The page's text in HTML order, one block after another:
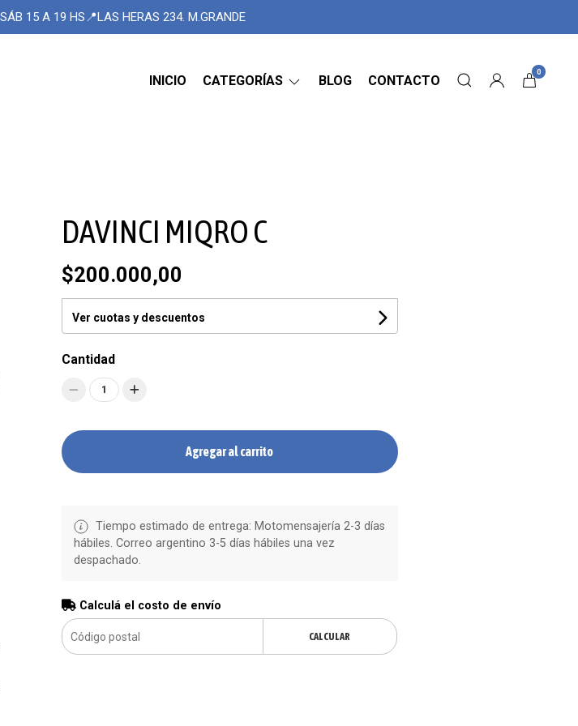
15 A 19 HS📍LAS HERAS 234. M.GRANDE
INICIO CATEGORÍAS BLOG CONTACTO
0
DAVINCI MIQRO C
$200.000,00
Ver cuotas y descuentos
Cantidad
1
Agregar al carrito
Tiempo estimado de entrega: Motomensajería 2-3 días
hábiles. Correo argentino 3-5 días hábiles una vez
despachado.
Calculá el costo de envío
CALCULAR